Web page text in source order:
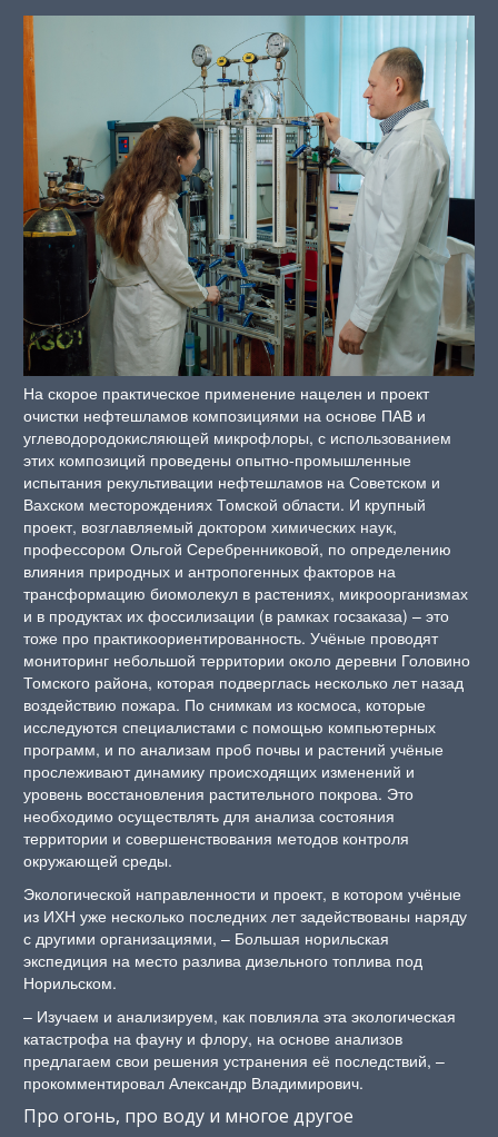
На скорое практическое применение нацелен и проект
очистки нефтешламов композициями на основе ПАВ и
углеводородокисляющей микрофлоры, с использованием
этих композиций проведены опытно-промышленные
испытания рекультивации нефтешламов на Советском и
Вахском месторождениях Томской области. И крупный
проект, возглавляемый доктором химических наук,
профессором Ольгой Серебренниковой, по определению
влияния природных и антропогенных факторов на
трансформацию биомолекул в растениях, микроорганизмах
и в продуктах их фоссилизации (в рамках госзаказа) – это
тоже про практикоориентированность. Учёные проводят
мониторинг небольшой территории около деревни Головино
Томского района, которая подверглась несколько лет назад
воздействию пожара. По снимкам из космоса, которые
исследуются специалистами с помощью компьютерных
программ, и по анализам проб почвы и растений учёные
прослеживают динамику происходящих изменений и
уровень восстановления растительного покрова. Это
необходимо осуществлять для анализа состояния
территории и совершенствования методов контроля
окружающей среды.
Экологической направленности и проект, в котором учёные
из ИХН уже несколько последних лет задействованы наряду
с другими организациями, – Большая норильская
экспедиция на место разлива дизельного топлива под
Норильском.
– Изучаем и анализируем, как повлияла эта экологическая
катастрофа на фауну и флору, на основе анализов
предлагаем свои решения устранения её последствий, –
прокомментировал Александр Владимирович.
Про огонь, про воду и многое другое